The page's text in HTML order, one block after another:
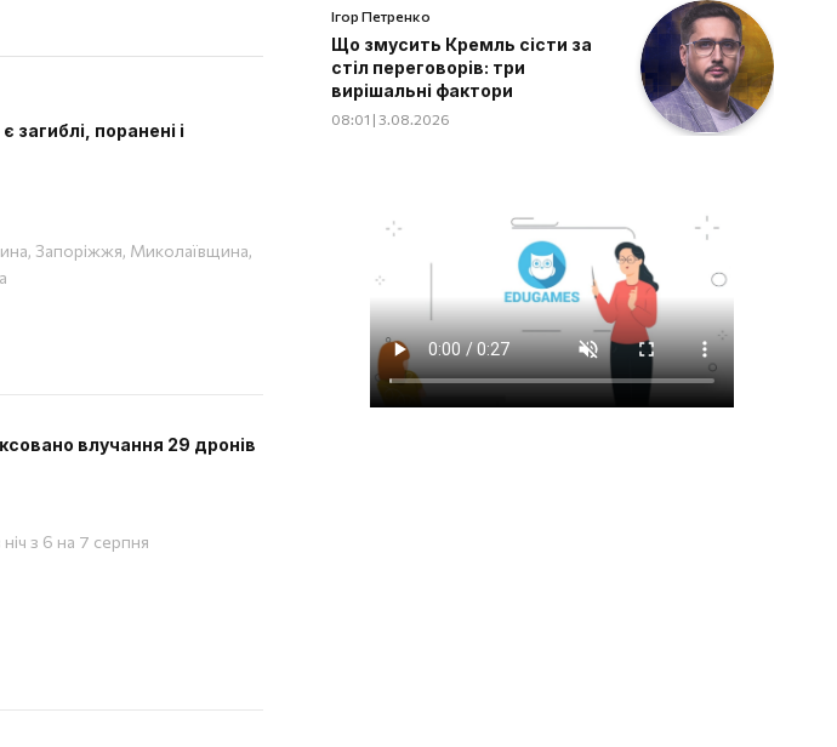
загиблі, поранені і
Запоріжжя, Миколаївщина,
влучання 29 дронів
з 6 на 7 серпня
Ігор Петренко
Що змусить Кремль сісти за
стіл переговорів: три
вирішальні фактори
08:01 | 3.08.2026